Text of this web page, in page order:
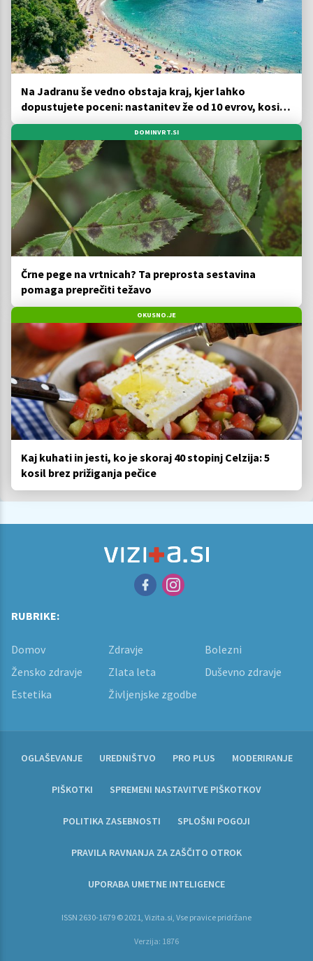
Na Jadranu še vedno obstaja kraj, kjer lahko
dopustujete poceni: nastanitev že od 10 evrov, kosilo
za pet evrov
DOMINVRT.SI
Črne pege na vrtnicah? Ta preprosta sestavina
pomaga preprečiti težavo
OKUSNO.JE
Kaj kuhati in jesti, ko je skoraj 40 stopinj Celzija: 5
kosil brez prižiganja pečice
RUBRIKE:
Domov Zdravje
Bolezni
Žensko zdravje
Zlata leta
Duševno zdravje
Estetika
Življenjske zgodbe
OGLAŠEVANJE UREDNIŠTVO PRO PLUS MODERIRANJE
PIŠKOTKI SPREMENI NASTAVITVE PIŠKOTKOV
POLITIKA ZASEBNOSTI SPLOŠNI POGOJI
PRAVILA RAVNANJA ZA ZAŠČITO OTROK
UPORABA UMETNE INTELIGENCE
ISSN 2630-1679 © 2021, Vizita.si, Vse pravice pridržane
Verzija: 1876